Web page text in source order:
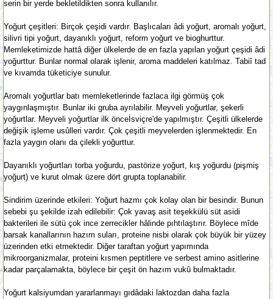
serin bir yerde bekletildikten sonra kullanılır.
Yoğurt çeşitleri: Birçok çeşidi vardır. Başlıcaları âdi yoğurt, aromalı yoğurt,
silivri tipi yoğurt, dayanıklı yoğurt, reform yoğurt ve bioghurttur.
Memleketimizde hattâ diğer ülkelerde de en fazla yapılan yoğurt çeşidi âdi
yoğurttur. Bunlar normal olarak işlenir, aroma maddeleri katılmaz. Tabiî tad
ve kıvamda tüketiciye sunulur.
Aromalı yoğurtlar batı memleketlerinde fazlaca ilgi görmüş çok
yaygınlaşmıştır. Bunlar iki gruba ayrılabilir. Meyveli yoğurtlar, şekerli
yoğurtlar. Meyveli yoğurtlar ilk önceİsviçre'de yapılmıştır. Çeşitli ülkelerde
değişik işleme usûlleri vardır. Çok çeşitli meyvelerden işlenmektedir. En
fazla yaygın olanı da çilekli yoğurttur.
Dayanıklı yoğurtları torba yoğurdu, pastörize yoğurt, kış yoğurdu (pişmiş
yoğurt) ve kurut olmak üzere dört grupta toplanabilir.
Sindirim üzerinde etkileri: Yoğurt hazmı çok kolay olan bir besindir. Bunun
sebebi şu şekilde izah edilebilir: Çok yavaş asit teşekkülü süt asidi
bakterileri ile sütü çok ince zerrecikler hâlinde pıhtılaştırır. Böylece mîde
barsak kanallarının hazım suları, proteine nisbi olarak çok büyük bir yüzey
üzerinden etki etmektedir. Diğer taraftan yoğurt yapımında
mikroorganizmalar, proteini kısmen peptitlere ve serbest amino asitlerine
kadar parçalamakta, böylece bir çeşit ön hazım vukû bulmaktadır.
Yoğurt kalsiyumdan yararlanmayı gıdâdaki laktozdan daha fazla